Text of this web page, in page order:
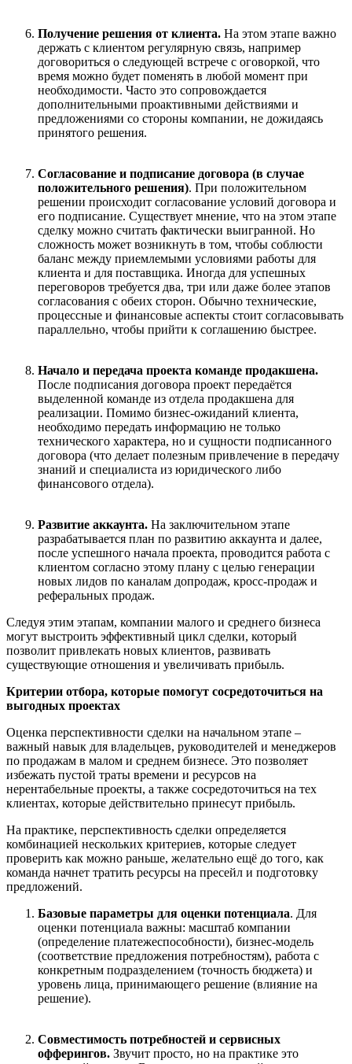
Получение решения от клиента. На этом этапе важно
держать с клиентом регулярную связь, например
договориться о следующей встрече с оговоркой, что
время можно будет поменять в любой момент при
необходимости. Часто это сопровождается
дополнительными проактивными действиями и
предложениями со стороны компании, не дожидаясь
принятого решения.
Согласование и подписание договора (в случае
положительного решения). При положительном
решении происходит согласование условий договора и
его подписание. Существует мнение, что на этом этапе
сделку можно считать фактически выигранной. Но
сложность может возникнуть в том, чтобы соблюсти
баланс между приемлемыми условиями работы для
клиента и для поставщика. Иногда для успешных
переговоров требуется два, три или даже более этапов
согласования с обеих сторон. Обычно технические,
процессные и финансовые аспекты стоит согласовывать
параллельно, чтобы прийти к соглашению быстрее.
Начало и передача проекта команде продакшена.
После подписания договора проект передаётся
выделенной команде из отдела продакшена для
реализации. Помимо бизнес-ожиданий клиента,
необходимо передать информацию не только
технического характера, но и сущности подписанного
договора (что делает полезным привлечение в передачу
знаний и специалиста из юридического либо
финансового отдела).
Развитие аккаунта. На заключительном этапе
разрабатывается план по развитию аккаунта и далее,
после успешного начала проекта, проводится работа с
клиентом согласно этому плану с целью генерации
новых лидов по каналам допродаж, кросс-продаж и
реферальных продаж.
Следуя этим этапам, компании малого и среднего бизнеса
могут выстроить эффективный цикл сделки, который
позволит привлекать новых клиентов, развивать
существующие отношения и увеличивать прибыль.
Критерии отбора, которые помогут сосредоточиться на
выгодных проектах
Оценка перспективности сделки на начальном этапе –
важный навык для владельцев, руководителей и менеджеров
по продажам в малом и среднем бизнесе. Это позволяет
избежать пустой траты времени и ресурсов на
нерентабельные проекты, а также сосредоточиться на тех
клиентах, которые действительно принесут прибыль.
На практике, перспективность сделки определяется
комбинацией нескольких критериев, которые следует
проверить как можно раньше, желательно ещё до того, как
команда начнет тратить ресурсы на пресейл и подготовку
предложений.
Базовые параметры для оценки потенциала. Для
оценки потенциала важны: масштаб компании
(определение платежеспособности), бизнес-модель
(соответствие предложения потребностям), работа с
конкретным подразделением (точность бюджета) и
уровень лица, принимающего решение (влияние на
решение).
Совместимость потребностей и сервисных
офферингов. Звучит просто, но на практике это